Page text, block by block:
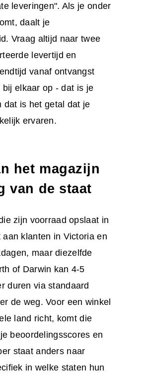
leveringen". Als je onder
daalt je
Vraag altijd naar twee
levertijd en
vanaf ontvangst
bij elkaar op - dat is je
dat is het getal dat je
ervaren.
het magazijn
van de staat
zijn voorraad opslaat in
klanten in Victoria en
maar diezelfde
of Darwin kan 4-5
duren via standaard
de weg. Voor een winkel
land richt, komt die
beoordelingsscores en
staat anders naar
in welke staten hun